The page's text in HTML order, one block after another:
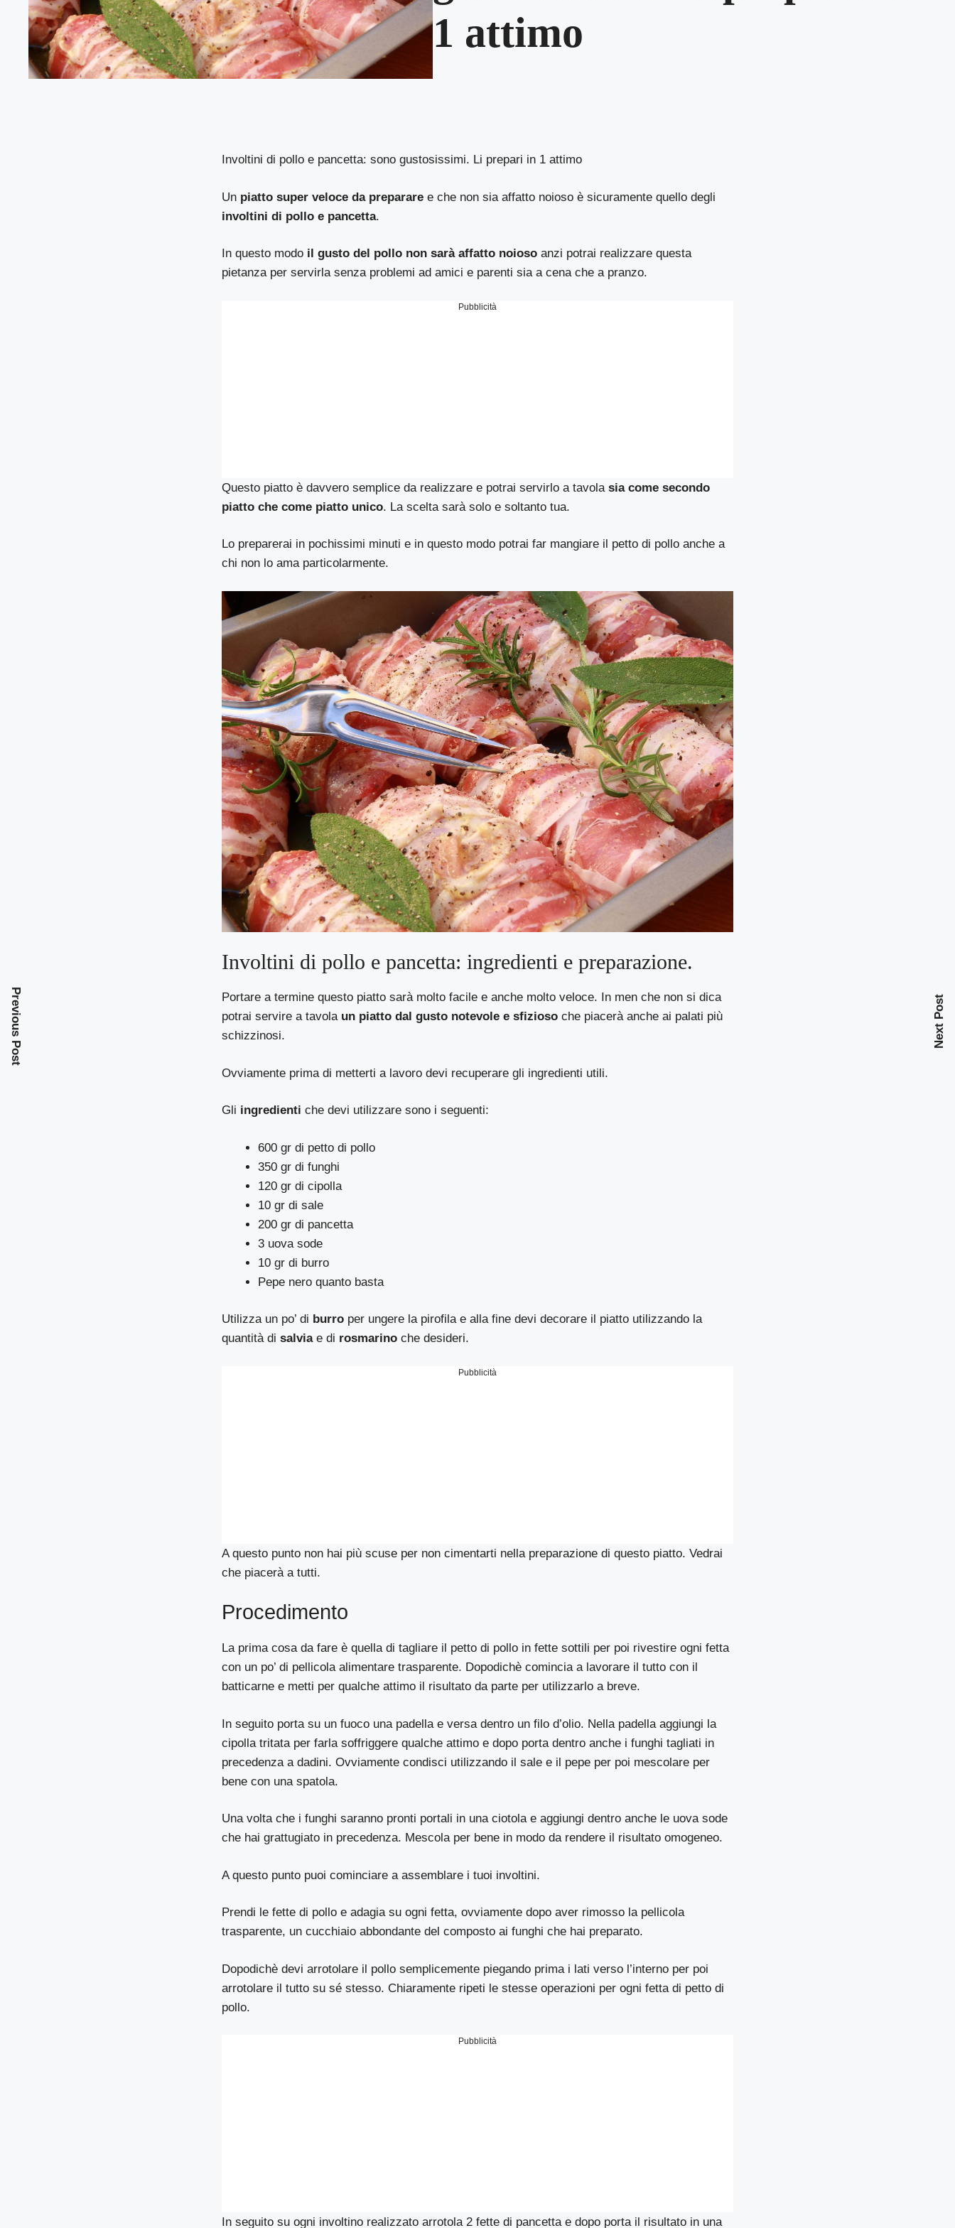
1 attimo
Involtini di pollo e pancetta: sono gustosissimi. Li prepari in 1 attimo
Un piatto super veloce da preparare e che non sia affatto noioso è sicuramente quello degli
involtini di pollo e pancetta.
In questo modo il gusto del pollo non sarà affatto noioso anzi potrai realizzare questa
pietanza per servirla senza problemi ad amici e parenti sia a cena che a pranzo.
Pubblicità
Questo piatto è davvero semplice da realizzare e potrai servirlo a tavolasia come secondo
piatto che come piatto unico. La scelta sarà solo e soltanto tua.
Lo preparerai in pochissimi minuti e in questo modo potrai far mangiare il petto di pollo anche a
chi non lo ama particolarmente.
Involtini di pollo e pancetta: ingredienti e preparazione.
Portare a termine questo piatto sarà molto facile e anche molto veloce. In men che non si dica
potrai servire a tavola un piatto dal gusto notevole e sfizioso che piacerà anche ai palati più
schizzinosi.
Ovviamente prima di metterti a lavoro devi recuperare gli ingredienti utili.
Gli ingredienti che devi utilizzare sono i seguenti:
600 gr di petto di pollo
350 gr di funghi
120 gr di cipolla
10 gr di sale
200 gr di pancetta
3 uova sode
10 gr di burro
Pepe nero quanto basta
Utilizza un po’ di burro per ungere la pirofila e alla fine devi decorare il piatto utilizzando la
quantità disalviae di rosmarino che desideri.
Pubblicità
A questo punto non hai più scuse per non cimentarti nella preparazione di questo piatto. Vedrai
che piacerà a tutti.
Procedimento
La prima cosa da fare è quella di tagliare il petto di pollo in fette sottili per poi rivestire ogni fetta
con un po’ di pellicola alimentare trasparente. Dopodichè comincia a lavorare il tutto con il
batticarne e metti per qualche attimo il risultato da parte per utilizzarlo a breve.
In seguito porta su un fuoco una padella e versa dentro un filo d’olio. Nella padella aggiungi la
cipolla tritata per farla soffriggere qualche attimo e dopo porta dentro anche i funghi tagliati in
precedenza a dadini. Ovviamente condisci utilizzando il sale e il pepe per poi mescolare per
bene con una spatola.
Una volta che i funghi saranno pronti portali in una ciotola e aggiungi dentro anche le uova sode
che hai grattugiato in precedenza. Mescola per bene in modo da rendere il risultato omogeneo.
A questo punto puoi cominciare a assemblare i tuoi involtini.
Prendi le fette di pollo e adagia su ogni fetta, ovviamente dopo aver rimosso la pellicola
trasparente, un cucchiaio abbondante del composto ai funghi che hai preparato.
Dopodichè devi arrotolare il pollo semplicemente piegando prima i lati verso l’interno per poi
arrotolare il tutto su sé stesso. Chiaramente ripeti le stesse operazioni per ogni fetta di petto di
pollo.
Pubblicità
In seguito su ogni involtino realizzato arrotola 2 fette di pancetta e dopo porta il risultato in una
Previous Post Next Post